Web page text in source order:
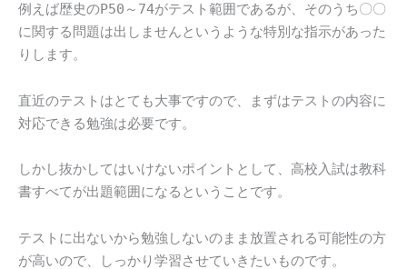
例えば歴史のP50～74がテスト範囲であるが、そのうち〇〇
に関する問題は出しませんというような特別な指示があった
りします。
直近のテストはとても大事ですので、まずはテストの内容に
対応できる勉強は必要です。
しかし抜かしてはいけないポイントとして、高校入試は教科
書すべてが出題範囲になるということです。
テストに出ないから勉強しないのまま放置される可能性の方
が高いので、しっかり学習させていきたいものです。